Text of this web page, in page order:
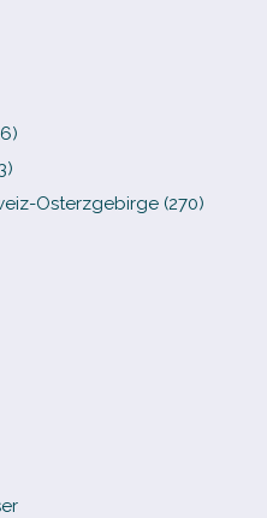
​Osterzgebirge (270)